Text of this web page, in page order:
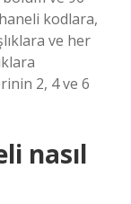
kodlara,
ve her
2, 4 ve 6
nasıl